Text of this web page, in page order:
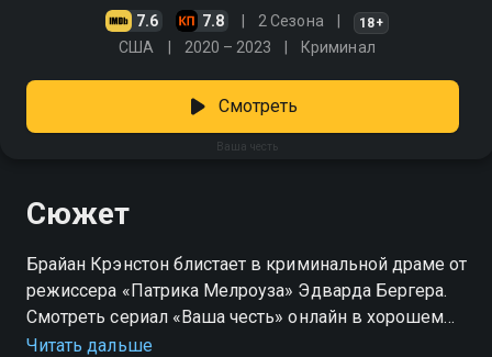
7.6 7.8 2 Сезона 18+
США 2020 – 2023 Криминал
Ваша честь
Смотреть
Сюжет
Брайан Крэнстон блистает в криминальной драме от
режиссера «Патрика Мелроуза» Эдварда Бергера.
Смотреть сериал «Ваша честь» онлайн в хорошем
качестве вы можете в подписке Амедиатека в
Читать дальше